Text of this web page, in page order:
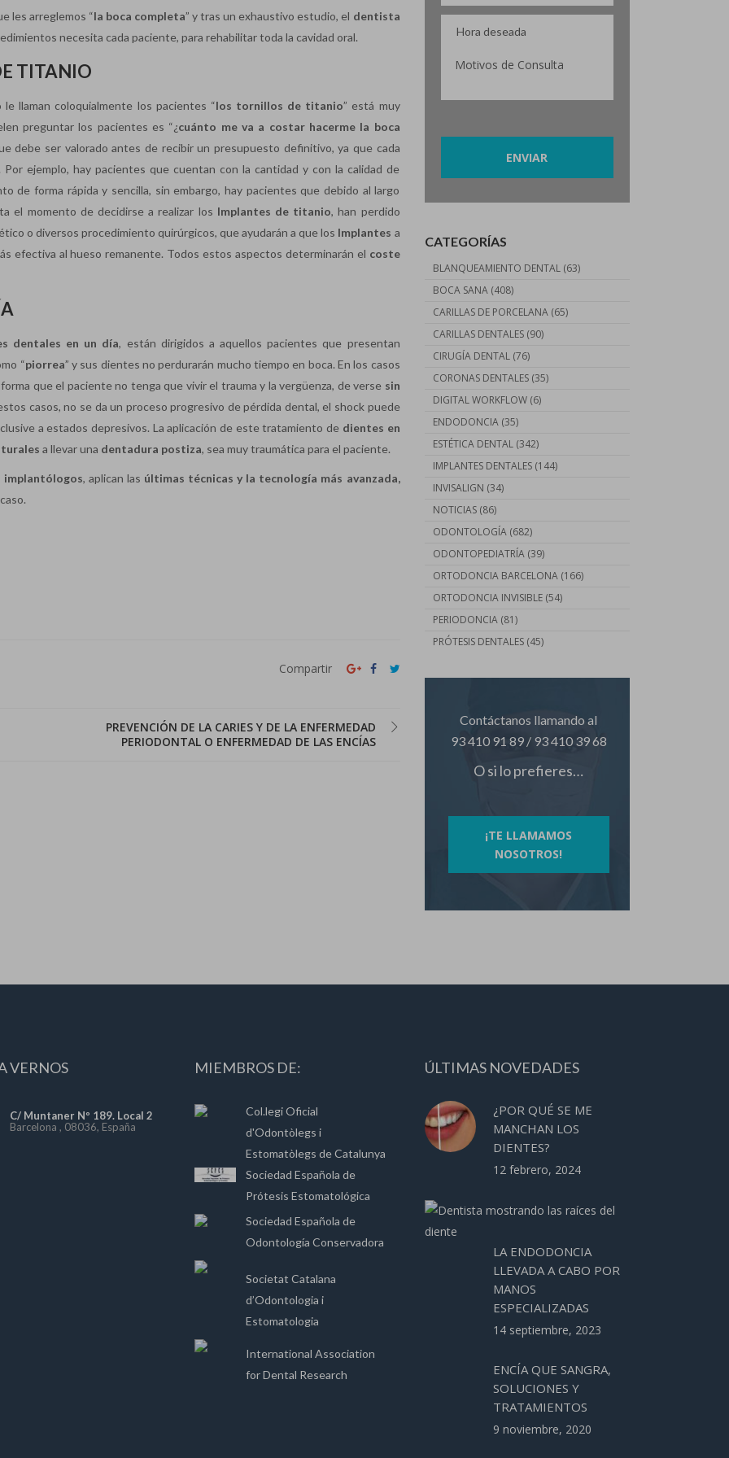
les arreglemos “la boca completa” y tras un exhaustivo estudio, el dentista
necesita cada paciente, para rehabilitar toda la cavidad oral.
TITANIO
llaman coloquialmente los pacientes “los tornillos de titanio” está muy
preguntar los pacientes es “¿cuánto me va a costar hacerme la boca
debe ser valorado antes de recibir un presupuesto definitivo, ya que cada
ejemplo, hay pacientes que cuentan con la cantidad y con la calidad de
de forma rápida y sencilla, sin embargo, hay pacientes que debido al largo
el momento de decidirse a realizar los Implantes de titanio, han perdido
o diversos procedimiento quirúrgicos, que ayudarán a que los Implantes a
efectiva al hueso remanente. Todos estos aspectos determinarán el coste
dentales en un día, están dirigidos a aquellos pacientes que presentan
“piorrea” y sus dientes no perdurarán mucho tiempo en boca. En los casos
que el paciente no tenga que vivir el trauma y la vergüenza, de verse sin
casos, no se da un proceso progresivo de pérdida dental, el shock puede
a estados depresivos. La aplicación de este tratamiento de dientes en
a llevar una dentadura postiza, sea muy traumática para el paciente.
implantólogos, aplican las últimas técnicas y la tecnología más avanzada,
Compartir
PREVENCIÓN DE LA CARIES Y DE LA ENFERMEDAD
PERIODONTAL O ENFERMEDAD DE LAS ENCÍAS
CATEGORÍAS
BLANQUEAMIENTO DENTAL(63)
BOCA SANA(408)
CARILLAS DE PORCELANA(65)
CARILLAS DENTALES(90)
CIRUGÍA DENTAL(76)
CORONAS DENTALES(35)
DIGITAL WORKFLOW(6)
ENDODONCIA(35)
ESTÉTICA DENTAL(342)
IMPLANTES DENTALES(144)
INVISALIGN (34)
NOTICIAS(86)
ODONTOLOGÍA(682)
ODONTOPEDIATRÍA(39)
ORTODONCIA BARCELONA(166)
ORTODONCIA INVISIBLE(54)
PERIODONCIA(81)
PRÓTESIS DENTALES(45)
Contáctanos llamando al
93 410 91 89/ 93 410 39 68
O si lo prefieres…
¡TE LLAMAMOS
NOSOTROS!
VERNOS
C/ Muntaner Nº 189. Local 2
Barcelona , 08036, España
MIEMBROS DE:
Col.legi Oficial
d'Odontòlegs i
Estomatòlegs de Catalunya
Sociedad Española de
Prótesis Estomatológica
Sociedad Española de
Odontología Conservadora
Societat Catalana
d’Odontologia i
Estomatologia
International Association
for Dental Research
ÚLTIMAS NOVEDADES
¿POR QUÉ SE ME
MANCHAN LOS
DIENTES?
12 febrero, 2024
LA ENDODONCIA
LLEVADA A CABO POR
MANOS
ESPECIALIZADAS
14 septiembre, 2023
ENCÍA QUE SANGRA,
SOLUCIONES Y
TRATAMIENTOS
9 noviembre, 2020